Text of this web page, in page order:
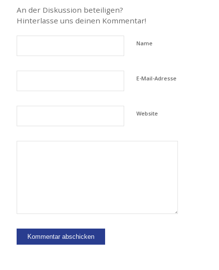
An der Diskussion beteiligen?
Hinterlasse uns deinen Kommentar!
Name
E-Mail-Adresse
Website